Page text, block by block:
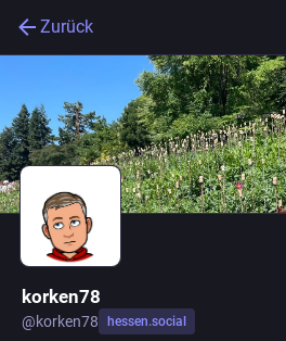
Zurück
korken78
@korken78 hessen.social